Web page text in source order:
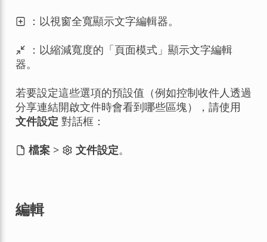
：以視窗全寬顯示文字編輯器。
：以縮減寬度的「頁面模式」顯示文字編輯
器。
若要設定這些選項的預設值（例如控制收件人透過
分享連結開啟文件時會看到哪些區塊），請使用
文件設定 對話框：
檔案 > 文件設定。
編輯